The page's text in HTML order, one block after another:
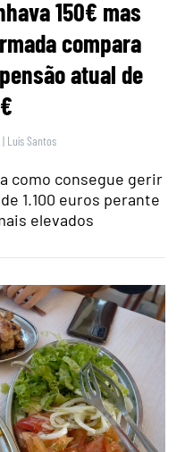
150€ mas
compara
atual de
| Luís Santos
como consegue gerir
1.100 euros perante
elevados